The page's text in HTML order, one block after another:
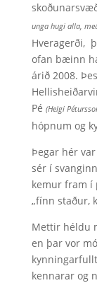
unga hugi alla,
Hveragerði,
ofan bæinn
árið 2008.
Pé (Helgi
hópnum og
Þegar hér
sér í
kemur fram í
„fínn staður,
Mettir héldu
en þar vor
kennarar og